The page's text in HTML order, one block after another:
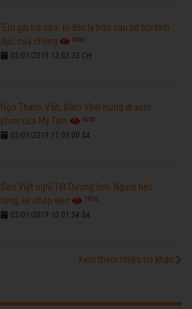
'Em gái trà sữa' bị đồn ly hôn sau bê bối tình
dục của chồng
6585
03/01/2019 12:03:33 CH
Ngô Thanh Vân, Đàm Vĩnh Hưng đi xem
phim của Mỹ Tâm
6265
03/01/2019 11:03:00 SA
Sao Việt nghỉ Tết Dương lịch: Người tiệc
tùng, kẻ nhập viện
7676
03/01/2019 10:01:54 SA
Xem thêm nhiều tin khác